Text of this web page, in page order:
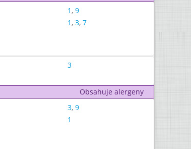
1, 9
1, 3, 7
3
Obsahuje alergeny
3, 9
1